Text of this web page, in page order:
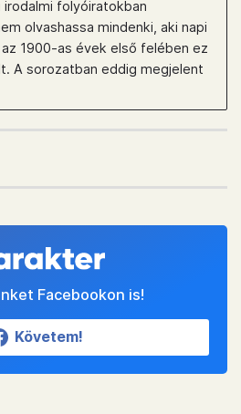
folyóiratokban
olvashassa mindenki, aki napi
1900-as évek első felében ez
A sorozatban eddig megjelent
Facebookon is!
Követem!